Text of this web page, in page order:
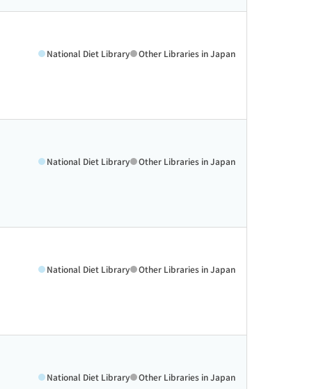
National Diet Library Other Libraries in Japan
National Diet Library Other Libraries in Japan
National Diet Library Other Libraries in Japan
National Diet Library Other Libraries in Japan